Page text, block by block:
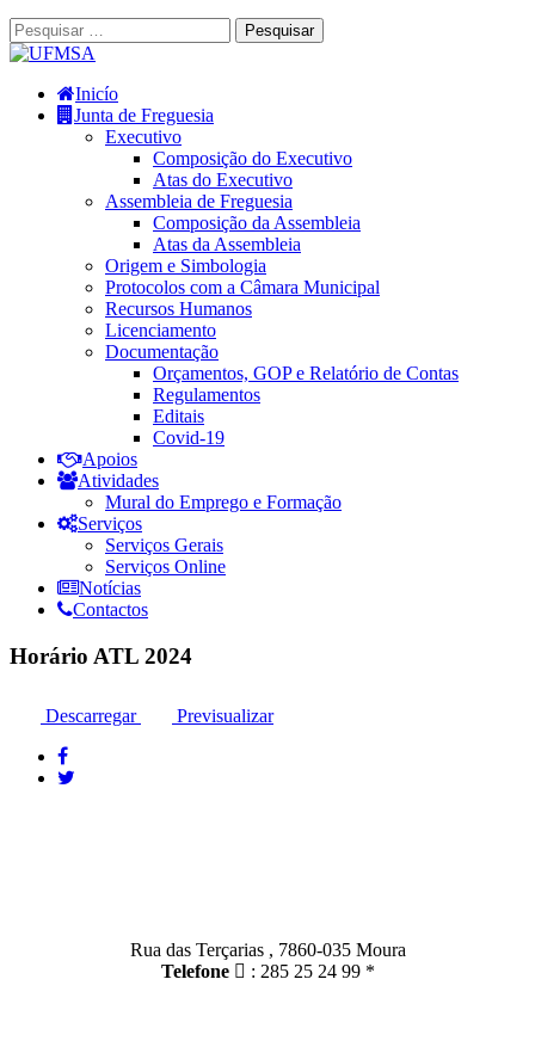
Inicío
Junta de Freguesia
Executivo
Composição do Executivo
Atas do Executivo
Assembleia de Freguesia
Composição da Assembleia
Atas da Assembleia
Origem e Simbologia
Protocolos com a Câmara Municipal
Recursos Humanos
Licenciamento
Documentação
Orçamentos, GOP e Relatório de Contas
Regulamentos
Editais
Covid-19
Apoios
Atividades
Mural do Emprego e Formação
Serviços
Serviços Gerais
Serviços Online
Notícias
Contactos
Horário ATL 2024
Descarregar Previsualizar
Rua das Terçarias , 7860-035 Moura
Telefone
: 285 25 24 99 *